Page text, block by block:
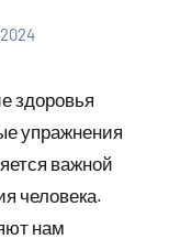
здоровья
упражнения
важной
человека.
нам